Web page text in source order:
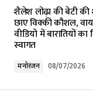
Required
Comment
शैलेश लोढ़ा की बेटी की
छाए विक्की कौशल,
वीडियो में बारातियों का
स्वागत
मनोरंजन 08/07/2026